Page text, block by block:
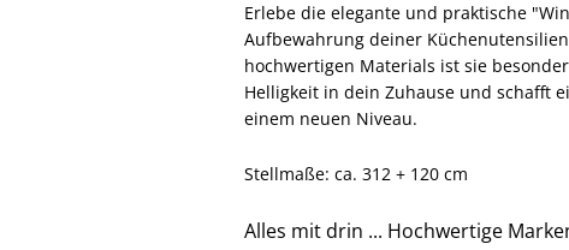
Erlebe die elegante und praktische
Aufbewahrung deiner
hochwertigen Materials ist sie
Helligkeit in dein Zuhause und schafft
einem neuen Niveau.
Stellmaße: ca. 312 + 120 cm
Alles mit drin ... Hochwertige